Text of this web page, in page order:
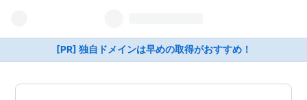
[PR] 独自ドメインは早めの取得がおすすめ！